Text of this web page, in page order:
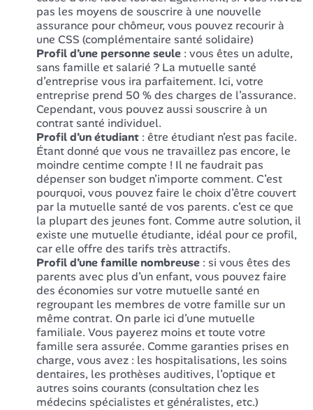
pas les moyens de souscrire à une nouvelle
assurance pour chômeur, vous pouvez recourir à
une CSS (complémentaire santé solidaire)
Profil d’une personne seule : vous êtes un adulte,
sans famille et salarié ? La mutuelle santé
d’entreprise vous ira parfaitement. Ici, votre
entreprise prend 50 % des charges de l’assurance.
Cependant, vous pouvez aussi souscrire à un
contrat santé individuel.
Profil d’un étudiant : être étudiant n’est pas facile.
Étant donné que vous ne travaillez pas encore, le
moindre centime compte ! Il ne faudrait pas
dépenser son budget n’importe comment. C’est
pourquoi, vous pouvez faire le choix d’être couvert
par la mutuelle santé de vos parents. c’est ce que
la plupart des jeunes font. Comme autre solution, il
existe une mutuelle étudiante, idéal pour ce profil,
car elle offre des tarifs très attractifs.
Profil d’une famille nombreuse : si vous êtes des
parents avec plus d’un enfant, vous pouvez faire
des économies sur votre mutuelle santé en
regroupant les membres de votre famille sur un
même contrat. On parle ici d’une mutuelle
familiale. Vous payerez moins et toute votre
famille sera assurée. Comme garanties prises en
charge, vous avez : les hospitalisations, les soins
dentaires, les prothèses auditives, l’optique et
autres soins courants (consultation chez les
médecins spécialistes et généralistes, etc.)